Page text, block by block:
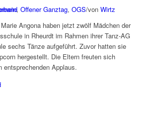
, Offener Ganztag, OGS/von Wirtz
Angona haben jetzt zwölf Mädchen der
in Rheurdt im Rahmen ihrer Tanz-AG
sechs Tänze aufgeführt. Zuvor hatten sie
hergestellt. Die Eltern freuten sich
entsprechenden Applaus.